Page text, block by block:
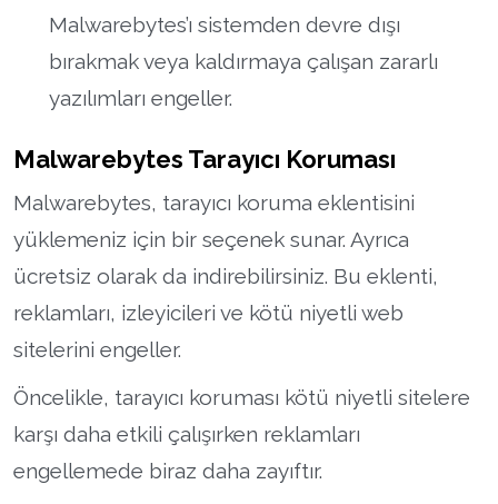
Malwarebytes’ı sistemden devre dışı
bırakmak veya kaldırmaya çalışan zararlı
yazılımları engeller.
Malwarebytes Tarayıcı Koruması
Malwarebytes, tarayıcı koruma eklentisini
yüklemeniz için bir seçenek sunar. Ayrıca
ücretsiz olarak da indirebilirsiniz. Bu eklenti,
reklamları, izleyicileri ve kötü niyetli web
sitelerini engeller.
Öncelikle, tarayıcı koruması kötü niyetli sitelere
karşı daha etkili çalışırken reklamları
engellemede biraz daha zayıftır.